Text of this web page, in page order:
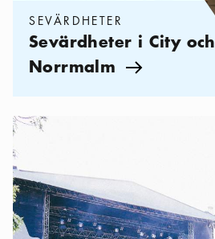
SEVÄRDHETER
Sevärdheter i City och
Norrmalm Pil ikon
Kategorier: